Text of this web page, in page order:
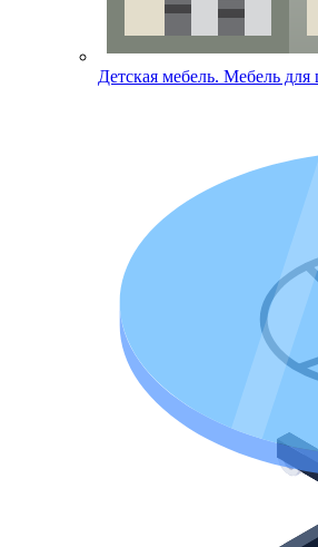
Детская мебель. Мебель для